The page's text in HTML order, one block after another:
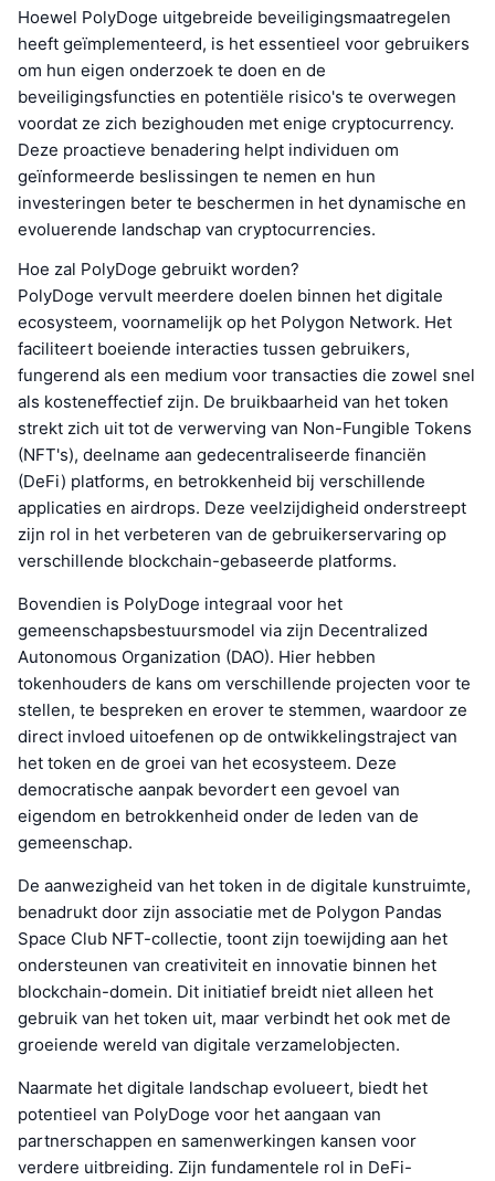
Hoewel PolyDoge uitgebreide beveiligingsmaatregelen
heeft geïmplementeerd, is het essentieel voor gebruikers
om hun eigen onderzoek te doen en de
beveiligingsfuncties en potentiële risico's te overwegen
voordat ze zich bezighouden met enige cryptocurrency.
Deze proactieve benadering helpt individuen om
geïnformeerde beslissingen te nemen en hun
investeringen beter te beschermen in het dynamische en
evoluerende landschap van cryptocurrencies.
Hoe zal PolyDoge gebruikt worden?
PolyDoge vervult meerdere doelen binnen het digitale
ecosysteem, voornamelijk op het Polygon Network. Het
faciliteert boeiende interacties tussen gebruikers,
fungerend als een medium voor transacties die zowel snel
als kosteneffectief zijn. De bruikbaarheid van het token
strekt zich uit tot de verwerving van Non-Fungible Tokens
(NFT's), deelname aan gedecentraliseerde financiën
(DeFi) platforms, en betrokkenheid bij verschillende
applicaties en airdrops. Deze veelzijdigheid onderstreept
zijn rol in het verbeteren van de gebruikerservaring op
verschillende blockchain-gebaseerde platforms.
Bovendien is PolyDoge integraal voor het
gemeenschapsbestuursmodel via zijn Decentralized
Autonomous Organization (DAO). Hier hebben
tokenhouders de kans om verschillende projecten voor te
stellen, te bespreken en erover te stemmen, waardoor ze
direct invloed uitoefenen op de ontwikkelingstraject van
het token en de groei van het ecosysteem. Deze
democratische aanpak bevordert een gevoel van
eigendom en betrokkenheid onder de leden van de
gemeenschap.
De aanwezigheid van het token in de digitale kunstruimte,
benadrukt door zijn associatie met de Polygon Pandas
Space Club NFT-collectie, toont zijn toewijding aan het
ondersteunen van creativiteit en innovatie binnen het
blockchain-domein. Dit initiatief breidt niet alleen het
gebruik van het token uit, maar verbindt het ook met de
groeiende wereld van digitale verzamelobjecten.
Naarmate het digitale landschap evolueert, biedt het
potentieel van PolyDoge voor het aangaan van
partnerschappen en samenwerkingen kansen voor
verdere uitbreiding. Zijn fundamentele rol in DeFi-